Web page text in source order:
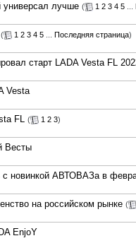
универсал лучше ( 1 2 3 4 5
( 1 2 3 4 5 Последняя страница)
старт LADA Vesta FL
Vesta
FL ( 1 2 3)
Весты
с новинкой АВТОВАЗа в
на российском рынке (
EnjoY